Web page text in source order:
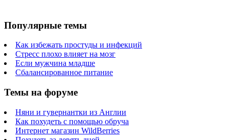
Популярные темы
Как избежать простуды и инфекций
Стресс плохо влияет на мозг
Если мужчина младше
Сбалансированное питание
Темы на форуме
Няни и гувернантки из Англии
Как похудеть с помощью обруча
Интернет магазин WildBerries